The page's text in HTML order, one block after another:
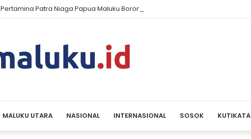
Pertamina Patra Niaga Papua Maluku Borong 5 Penghargaan ISRA 2026
MALUKU UTARA NASIONAL INTERNASIONAL SOSOK KUTIKATA